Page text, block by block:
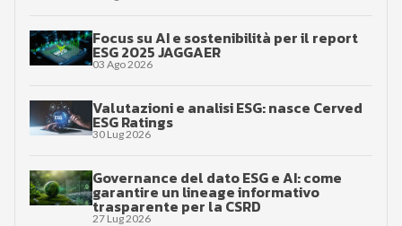
Focus su AI e sostenibilità per il report
ESG 2025 JAGGAER
03 Ago 2026
Valutazioni e analisi ESG: nasce Cerved
ESG Ratings
30 Lug 2026
Governance del dato ESG e AI: come
garantire un lineage informativo
trasparente per la CSRD
27 Lug 2026